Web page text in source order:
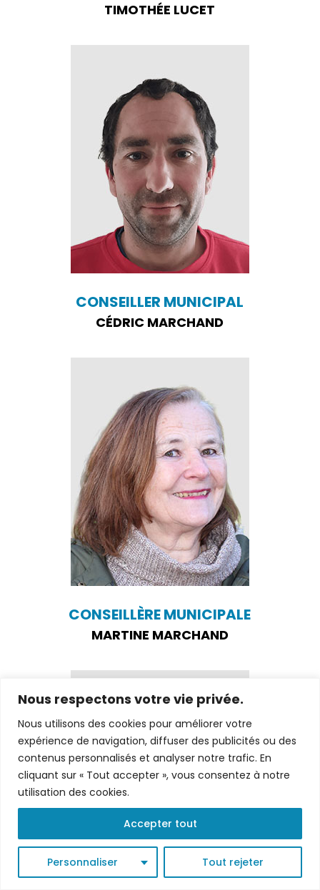
Nous respectons votre vie privée.
Nous utilisons des cookies pour améliorer votre
expérience de navigation, diffuser des publicités ou des
contenus personnalisés et analyser notre trafic. En
cliquant sur « Tout accepter », vous consentez à notre
utilisation des cookies.
Personnaliser Tout rejeter
Accepter tout
TIMOTHÉE LUCET
CONSEILLER MUNICIPAL
CÉDRIC MARCHAND
CONSEILLÈRE MUNICIPALE
MARTINE MARCHAND